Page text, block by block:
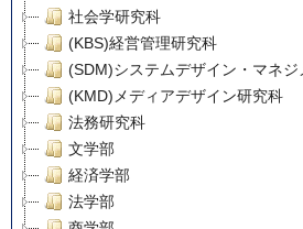
社会学研究科
(KBS)経営管理研究科
(SDM)システムデザイン・マネ
(KMD)メディアデザイン研究科
法務研究科
文学部
経済学部
法学部